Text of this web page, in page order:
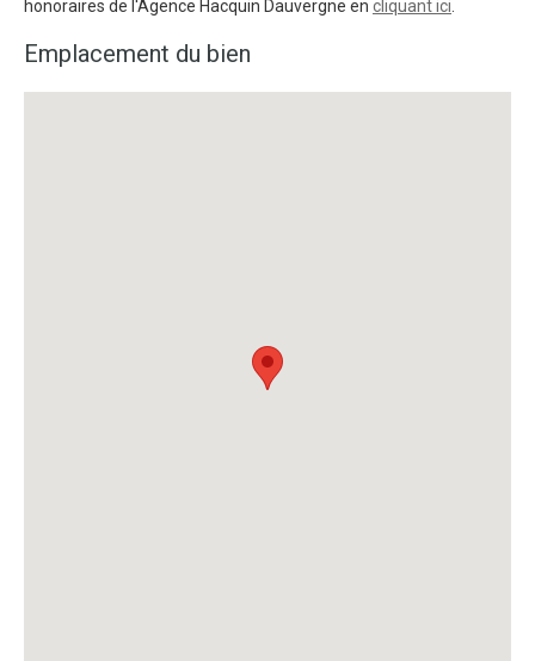
honoraires de l'Agence Hacquin Dauvergne en cliquant ici
Emplacement du bien